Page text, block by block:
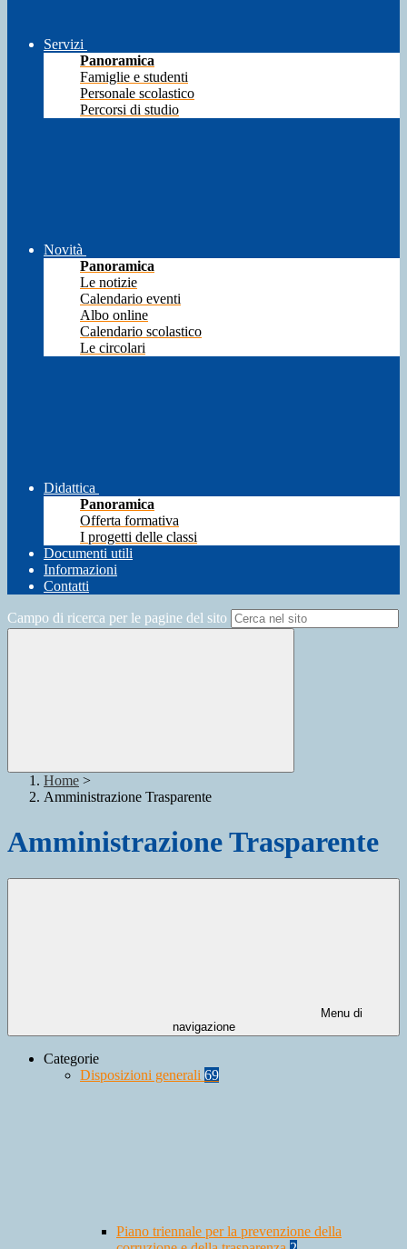
Servizi
Panoramica
Famiglie e studenti
Personale scolastico
Percorsi di studio
Novità
Panoramica
Le notizie
Calendario eventi
Albo online
Calendario scolastico
Le circolari
Didattica
Panoramica
Offerta formativa
I progetti delle classi
Documenti utili
Informazioni
Contatti
Campo di ricerca per le pagine del sito
Home >
Amministrazione Trasparente
Amministrazione Trasparente
Menu di
navigazione
Categorie
Disposizioni generali 69
Piano triennale per la prevenzione della